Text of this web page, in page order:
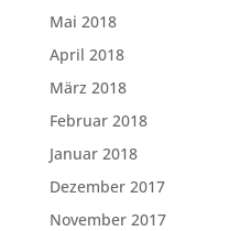
Mai 2018
April 2018
März 2018
Februar 2018
Januar 2018
Dezember 2017
November 2017